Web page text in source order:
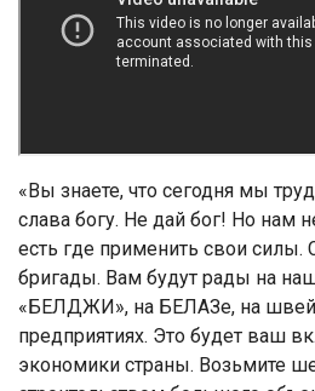
«Вы знаете, что сегодня мы
слава богу. Не дай бог! Но нам
есть где применить свои силы.
бригады. Вам будут рады на
«БЕЛДЖИ», на БЕЛАЗе, на
предприятиях. Это будет ваш
экономики страны. Возьмите